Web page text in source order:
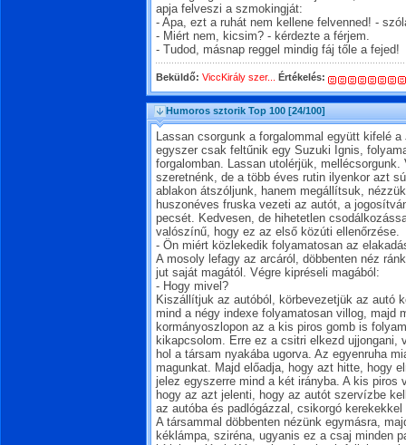
apja felveszi a szmokingját:
- Apa, ezt a ruhát nem kellene felvenned! -
- Miért nem, kicsim? - kérdezte a férjem.
- Tudod, másnap reggel mindig fáj tőle a fejed!
Beküldő: ViccKirály szer... Értékelés:
Humoros sztorik Top 100 [24/100]
Lassan csorgunk a forgalommal együtt kifelé
egyszer csak feltűnik egy Suzuki Ignis,
forgalomban. Lassan utolérjük,
szeretnénk, de a több éves rutin ilyenkor azt
ablakon átszóljunk, hanem megállítsuk,
huszonéves fruska vezeti az autót, a
pecsét. Kedvesen, de hihetetlen
valószínű, hogy ez az első közúti ellenőrzése.
- Ön miért közlekedik folyamatosan az
A mosoly lefagy az arcáról, döbbenten néz
jut saját magától. Végre kipréseli magából:
- Hogy mivel?
Kiszállítjuk az autóból, körbevezetjük az autó
mind a négy indexe folyamatosan villog, majd
kormányoszlopon az a kis piros gomb is
kikapcsolom. Erre ez a csitri elkezd ujjongani,
hol a társam nyakába ugorva. Az egyenruha
magunkat. Majd előadja, hogy azt hitte, hogy
jelez egyszerre mind a két irányba. A kis piros
hogy az azt jelenti, hogy az autót szervízbe
az autóba és padlógázzal, csikorgó
A társammal döbbenten nézünk egymásra,
kéklámpa, sziréna, ugyanis ez a csaj minden